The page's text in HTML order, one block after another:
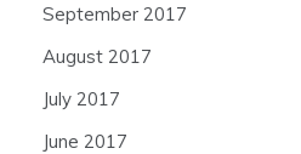
September 2017
August 2017
July 2017
June 2017